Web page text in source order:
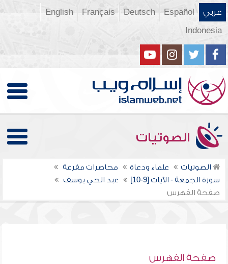
عربي Español
Deutsch
Français
English
Indonesia
الصوتيات
الصوتيات علماء ودعاة
محاضرات مفرغة
سورة الجمعة - الآيات [9-10]
عبد الحي يوسف
صفحة الفهرس
صفحة الفهرس